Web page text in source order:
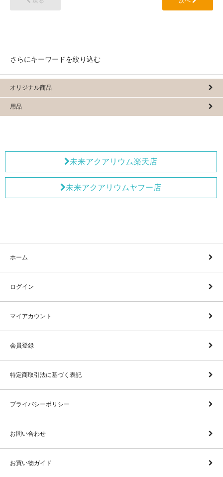
さらにキーワードを絞り込む
オリジナル商品
用品
未来アクアリウム楽天店
未来アクアリウムヤフー店
ホーム
ログイン
マイアカウント
会員登録
特定商取引法に基づく表記
プライバシーポリシー
お問い合わせ
お買い物ガイド